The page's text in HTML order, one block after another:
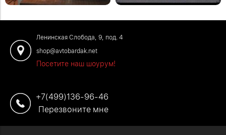
Ленинская Слобода, 9, под. 4
shop@avtobardak.net
Посетите наш шоурум!
+7(499)136-96-46
Перезвоните мне